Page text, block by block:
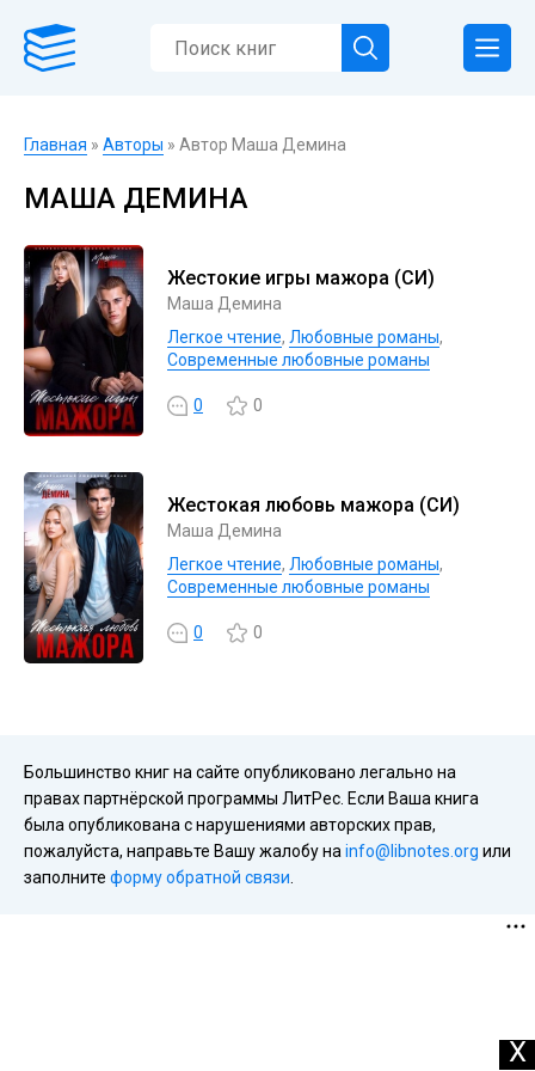
Главная » Авторы » Автор Маша Демина
МАША ДЕМИНА
Жестокие игры мажора (СИ)
Маша Демина
Легкое чтение, Любовные романы,
Современные любовные романы
0 0
Жестокая любовь мажора (СИ)
Маша Демина
Легкое чтение, Любовные романы,
Современные любовные романы
0 0
Большинство книг на сайте опубликовано легально на
правах партнёрской программы ЛитРес. Если Ваша книга
была опубликована с нарушениями авторских прав,
пожалуйста, направьте Вашу жалобу на info@libnotes.org или
заполните форму обратной связи
X